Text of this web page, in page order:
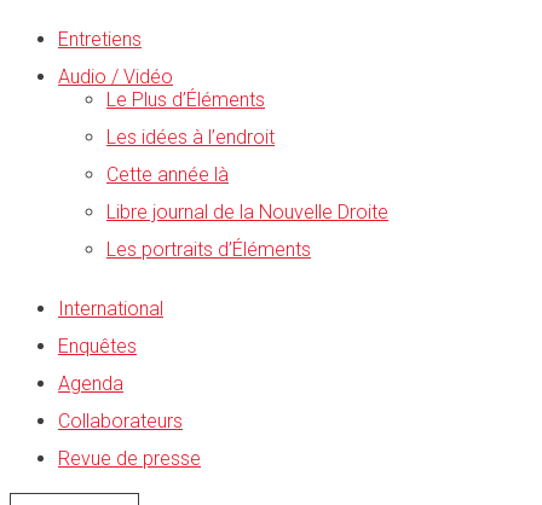
Entretiens
Audio / Vidéo
Le Plus d’Éléments
Les idées à l’endroit
Cette année là
Libre journal de la Nouvelle Droite
Les portraits d’Éléments
International
Enquêtes
Agenda
Collaborateurs
Revue de presse